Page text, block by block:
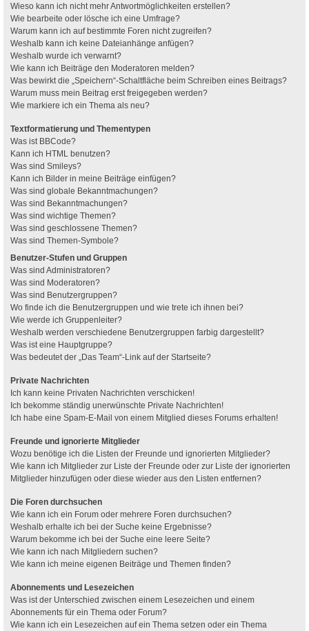
Wieso kann ich nicht mehr Antwortmöglichkeiten erstellen?
Wie bearbeite oder lösche ich eine Umfrage?
Warum kann ich auf bestimmte Foren nicht zugreifen?
Weshalb kann ich keine Dateianhänge anfügen?
Weshalb wurde ich verwarnt?
Wie kann ich Beiträge den Moderatoren melden?
Was bewirkt die „Speichern“-Schaltfläche beim Schreiben eines Beitrags?
Warum muss mein Beitrag erst freigegeben werden?
Wie markiere ich ein Thema als neu?
Textformatierung und Thementypen
Was ist BBCode?
Kann ich HTML benutzen?
Was sind Smileys?
Kann ich Bilder in meine Beiträge einfügen?
Was sind globale Bekanntmachungen?
Was sind Bekanntmachungen?
Was sind wichtige Themen?
Was sind geschlossene Themen?
Was sind Themen-Symbole?
Benutzer-Stufen und Gruppen
Was sind Administratoren?
Was sind Moderatoren?
Was sind Benutzergruppen?
Wo finde ich die Benutzergruppen und wie trete ich ihnen bei?
Wie werde ich Gruppenleiter?
Weshalb werden verschiedene Benutzergruppen farbig dargestellt?
Was ist eine Hauptgruppe?
Was bedeutet der „Das Team“-Link auf der Startseite?
Private Nachrichten
Ich kann keine Privaten Nachrichten verschicken!
Ich bekomme ständig unerwünschte Private Nachrichten!
Ich habe eine Spam-E-Mail von einem Mitglied dieses Forums erhalten!
Freunde und ignorierte Mitglieder
Wozu benötige ich die Listen der Freunde und ignorierten Mitglieder?
Wie kann ich Mitglieder zur Liste der Freunde oder zur Liste der ignorierten
Mitglieder hinzufügen oder diese wieder aus den Listen entfernen?
Die Foren durchsuchen
Wie kann ich ein Forum oder mehrere Foren durchsuchen?
Weshalb erhalte ich bei der Suche keine Ergebnisse?
Warum bekomme ich bei der Suche eine leere Seite?
Wie kann ich nach Mitgliedern suchen?
Wie kann ich meine eigenen Beiträge und Themen finden?
Abonnements und Lesezeichen
Was ist der Unterschied zwischen einem Lesezeichen und einem
Abonnements für ein Thema oder Forum?
Wie kann ich ein Lesezeichen auf ein Thema setzen oder ein Thema